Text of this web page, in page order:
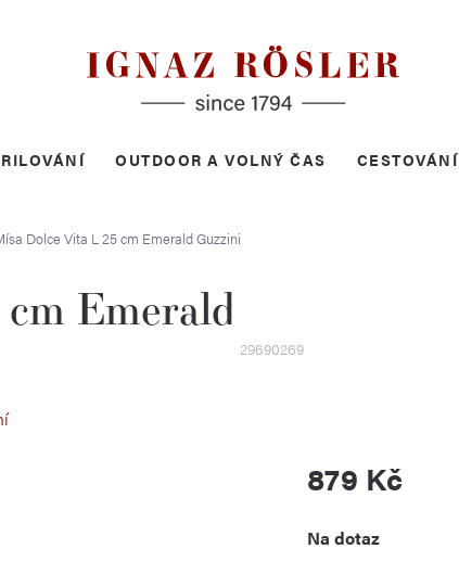
OUTDOOR A VOLNÝ ČAS CESTOVÁNÍ
Dolce Vita L 25 cm EmeraldGuzzini
Emerald
29690269
879 Kč
cena:
Na dotaz